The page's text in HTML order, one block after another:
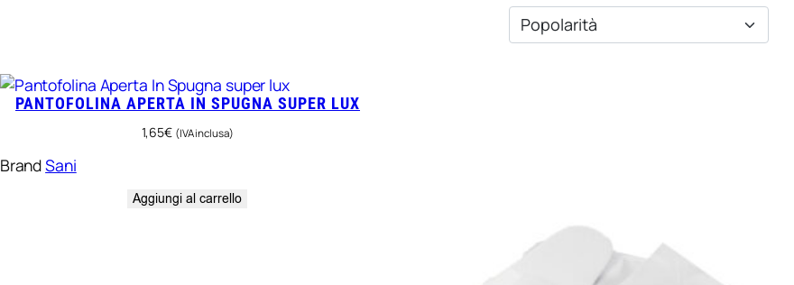
PANTOFOLINA APERTA IN SPUGNA SUPER LUX
1,65€ (IVA inclusa)
BrandSani
Aggiungi al carrello